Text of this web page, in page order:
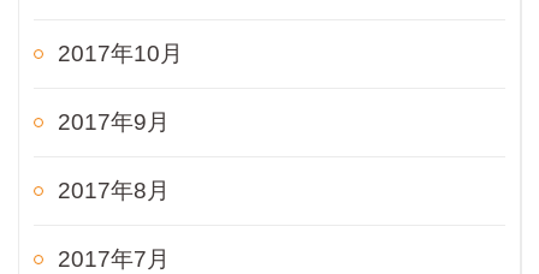
2017年10月
2017年9月
2017年8月
2017年7月